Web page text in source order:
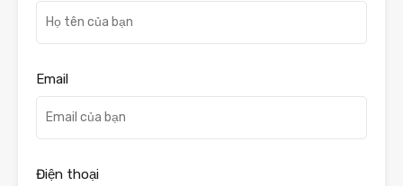
Email
Điện thoại